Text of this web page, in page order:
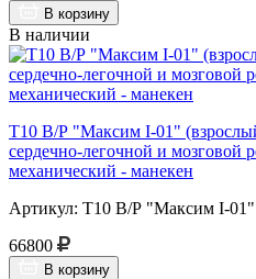
В корзину
В наличии
Т10 В/Р "Максим I-01"
сердечно-легочной и
механический - манекен
Артикул: Т10 В/Р "Максим I-01"
66800
В корзину